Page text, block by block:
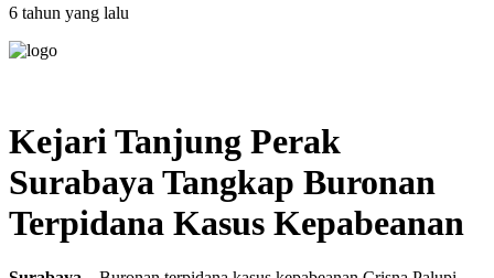
6 tahun yang lalu
Kejari Tanjung Perak
Surabaya Tangkap Buronan
Terpidana Kasus Kepabeanan